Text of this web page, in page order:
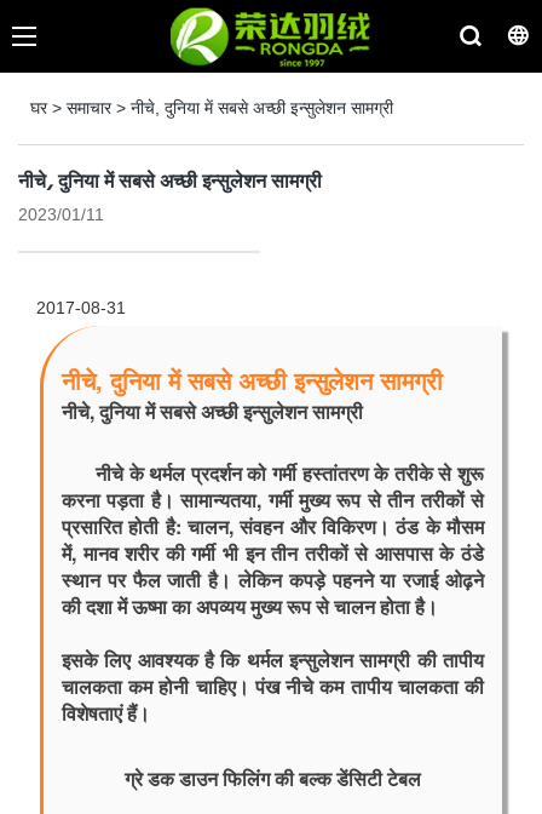
घर> समाचार> नीचे, दुनिया में सबसे अच्छी इन्सुलेशन सामग्री
नीचे, दुनिया में सबसे अच्छी इन्सुलेशन सामग्री
2023/01/11
2017-08-31
नीचे, दुनिया में सबसे अच्छी इन्सुलेशन सामग्री
नीचे, दुनिया में सबसे अच्छी इन्सुलेशन सामग्री
नीचे के थर्मल प्रदर्शन को गर्मी हस्तांतरण के तरीके से शुरू
करना पड़ता है। सामान्यतया, गर्मी मुख्य रूप से तीन तरीकों से
प्रसारित होती है: चालन, संवहन और विकिरण। ठंड के मौसम
में, मानव शरीर की गर्मी भी इन तीन तरीकों से आसपास के ठंडे
स्थान पर फैल जाती है। लेकिन कपड़े पहनने या रजाई ओढ़ने
की दशा में ऊष्मा का अपव्यय मुख्य रूप से चालन होता है।
इसके लिए आवश्यक है कि थर्मल इन्सुलेशन सामग्री की तापीय
चालकता कम होनी चाहिए। पंख नीचे कम तापीय चालकता की
विशेषताएं हैं।
ग्रे डक डाउन फिलिंग की बल्क डेंसिटी टेबल